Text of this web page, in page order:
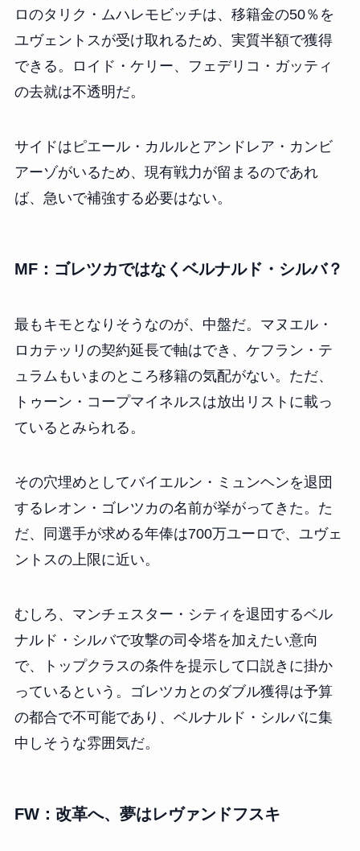
ロのタリク・ムハレモビッチは、移籍金の50％を
ユヴェントスが受け取れるため、実質半額で獲得
できる。ロイド・ケリー、フェデリコ・ガッティ
の去就は不透明だ。
サイドはピエール・カルルとアンドレア・カンビ
アーゾがいるため、現有戦力が留まるのであれ
ば、急いで補強する必要はない。
MF：ゴレツカではなくベルナルド・シルバ？
最もキモとなりそうなのが、中盤だ。マヌエル・
ロカテッリの契約延長で軸はでき、ケフラン・テ
ュラムもいまのところ移籍の気配がない。ただ、
トゥーン・コープマイネルスは放出リストに載っ
ているとみられる。
その穴埋めとしてバイエルン・ミュンヘンを退団
するレオン・ゴレツカの名前が挙がってきた。た
だ、同選手が求める年俸は700万ユーロで、ユヴェ
ントスの上限に近い。
むしろ、マンチェスター・シティを退団するベル
ナルド・シルバで攻撃の司令塔を加えたい意向
で、トップクラスの条件を提示して口説きに掛か
っているという。ゴレツカとのダブル獲得は予算
の都合で不可能であり、ベルナルド・シルバに集
中しそうな雰囲気だ。
FW：改革へ、夢はレヴァンドフスキ